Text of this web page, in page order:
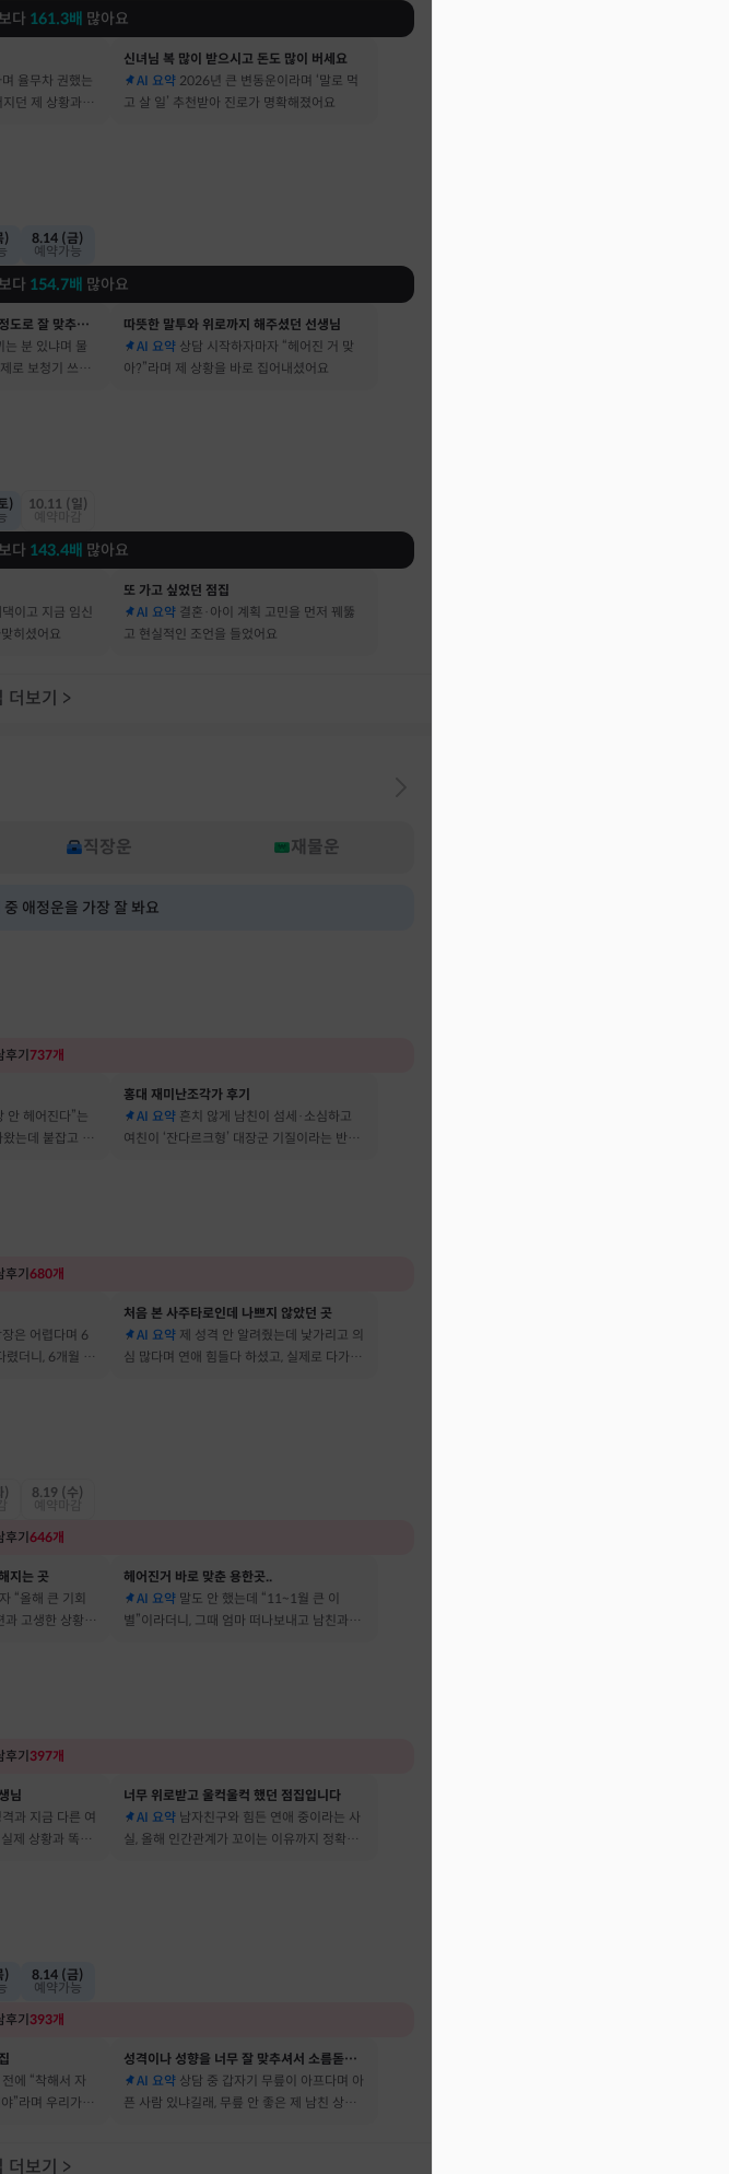
다 161.3배 많아요
율무차 권했는
던 제 상황과 딱
신녀님 복 많이 받으시고 돈도 많이 버세요
AI 요약 2026년 큰 변동운이라며 ‘말로 먹
고 살 일’ 추천받아 진로가 명확해졌어요
)
8.14 (금)
예약가능
다 154.7배 많아요
사주를 바탕으로 소름돋을 정도로 잘 맞추는 곳
는 분 있냐며 물
로 보청기 쓰세
따뜻한 말투와 위로까지 해주셨던 선생님
AI 요약 상담 시작하자마자 “헤어진 거 맞
아?”라며 제 상황을 바로 집어내셨어요
)
10.11 (일)
다 143.4배 많아요
이고 지금 임신
히셨어요
또 가고 싶었던 점집
AI 요약 결혼·아이 계획 고민을 먼저 꿰뚫
고 현실적인 조언을 들었어요
보기 >
직장운 재물운
중 애정운을 가장 잘 봐요
후기 737개
안 헤어진다”는
는데 붙잡고 지
홍대 재미난조각가 후기
AI 요약 흔치 않게 남친이 섬세·소심하고
여친이 ‘잔다르크형’ 대장군 기질이라는 반전
후기 680개
은 어렵다며 6
렸더니, 6개월 뒤
처음 본 사주타로인데 나쁘지 않았던 곳
AI 요약 제 성격 안 알려줬는데 낯가리고 의
심 많다며 연애 힘들다 하셨고, 실제로 다가온
)
8.19 (수)
후기 646개
지는 곳
“올해 큰 기회
과 고생한 상황을
헤어진거 바로 맞춘 용한곳..
AI 요약 말도 안 했는데 “11~1월 큰 이
별”이라더니, 그때 엄마 떠나보내고 남친과도
후기 397개
님
과 지금 다른 여
제 상황과 똑같
너무 위로받고 울컥울컥 했던 점집입니다
AI 요약 남자친구와 힘든 연애 중이라는 사
실, 올해 인간관계가 꼬이는 이유까지 정확히
)
8.14 (금)
예약가능
후기 393개
에 “착해서 자
”라며 우리가 헤
성격이나 성향을 너무 잘 맞추셔서 소름돋았어요
AI 요약 상담 중 갑자기 무릎이 아프다며 아
픈 사람 있냐길래, 무릎 안 좋은 제 남친 상태
보기 >